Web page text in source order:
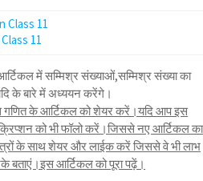
11
में सम्मिश्र संख्याओं,सम्मिश्र संख्या का
के बारे में अध्ययन करेंगे।
गणित के आर्टिकल को शेयर करें।यदि आप इस
को भी फॉलो करें।जिससे नए आर्टिकल का
के साथ शेयर और लाईक करें जिससे वे भी लाभ
बताएं।इस आर्टिकल को पूरा पढ़ें।